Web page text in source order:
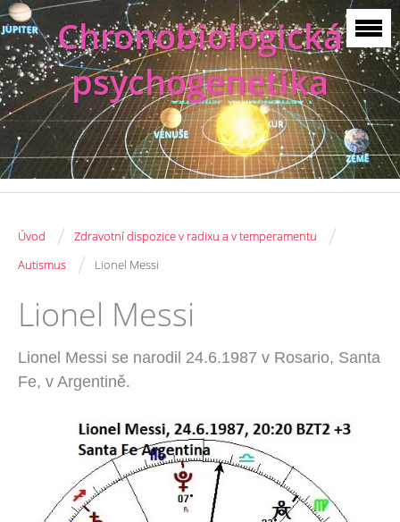
Chronobiologická
psychogenetika
Úvod / Zdravotní dispozice v radixu a v temperamentu /
Autismus / Lionel Messi
Lionel Messi
Lionel Messi se narodil 24.6.1987 v Rosario, Santa
Fe, v Argentině.